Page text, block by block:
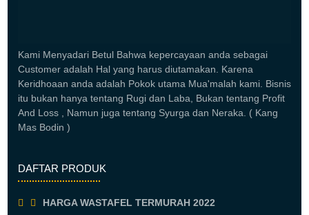
Kami Menyadari Betul Bahwa kepercayaan anda sebagai
Customer adalah Hal yang harus diutamakan. Karena
Keridhoaan anda adalah Pokok utama Mua'malah kami. Bisnis
itu bukan hanya tentang Rugi dan Laba, Bukan tentang Profit
And Loss , Namun juga tentang Syurga dan Neraka. ( Kang
Mas Bodin )
DAFTAR PRODUK
HARGA WASTAFEL TERMURAH 2022